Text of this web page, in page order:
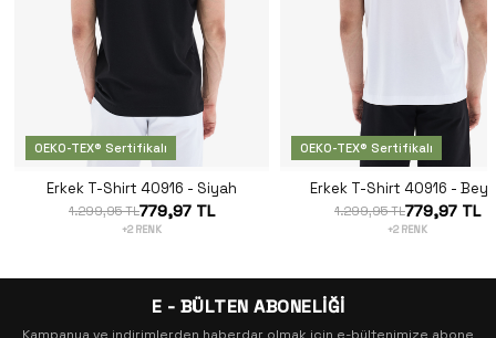
OEKO-TEX® Sertifikalı
Erkek T-Shirt 40916 - Siyah
1.299,95 TL779,97 TL
+2 RENK
OEKO-TEX® Sertifikalı
Erkek T-Shirt 40916 -
1.299,95 TL779,97 TL
+2 RENK
E - BÜLTEN ABONELİĞİ
Kampanya ve indirimlerden haberdar olmak için e-bültenimize abone